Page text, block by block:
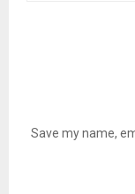
Save my name,